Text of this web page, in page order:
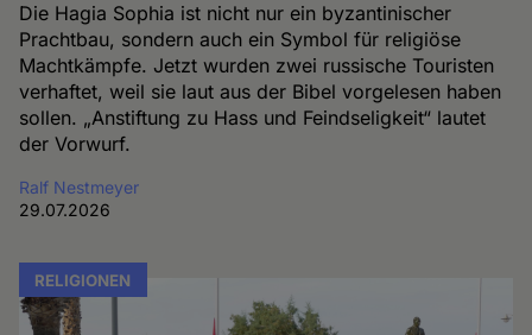
Die Hagia Sophia ist nicht nur ein byzantinischer
Prachtbau, sondern auch ein Symbol für religiöse
Machtkämpfe. Jetzt wurden zwei russische Touristen
verhaftet, weil sie laut aus der Bibel vorgelesen haben
sollen. „Anstiftung zu Hass und Feindseligkeit“ lautet
der Vorwurf.
Ralf Nestmeyer
29.07.2026
RELIGIONEN